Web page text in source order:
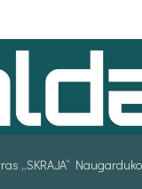
„SKRAJA“